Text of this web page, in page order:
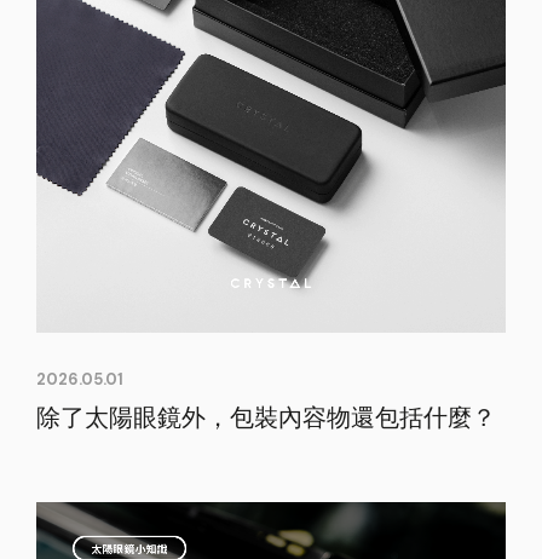
2026.05.01
除了太陽眼鏡外，包裝內容物還包括什麼？